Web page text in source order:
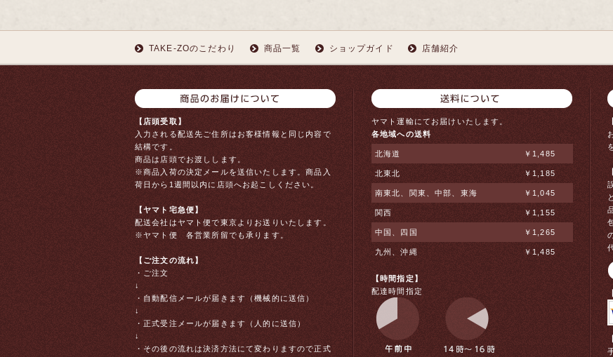
TAKE-ZOのこだわり 商品一覧 ショップガイド 店舗紹介
【店頭受取】
入力される配送先ご住所はお客様情報と同じ内容で
結構です。
商品は店頭でお渡しします。
※商品入荷の決定メールを送信いたします。商品入
荷日から1週間以内に店頭へお起こしください。
【ヤマト宅急便】
配送会社はヤマト便で東京よりお送りいたします。
※ヤマト便 各営業所留でも承ります。
【ご注文の流れ】
・ご注文
↓
・自動配信メールが届きます（機械的に送信）
↓
・正式受注メールが届きます（人的に送信）
↓
・その後の流れは決済方法にて変わりますので正式
ヤマト運輸にてお届けいたします。
各地域への送料
北海道 ￥1,485
北東北 ￥1,185
南東北、関東、中部、東海 ￥1,045
関西 ￥1,155
中国、四国 ￥1,265
九州、沖縄 ￥1,485
【時間指定】
配達時間指定